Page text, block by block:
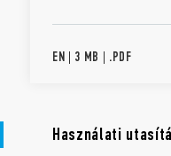
EN | 3 MB | .PDF
Használati